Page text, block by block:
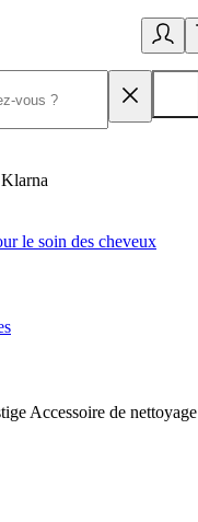
le soin des cheveux
Accessoire de nettoyage